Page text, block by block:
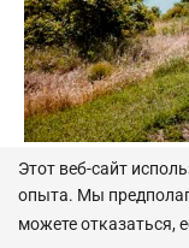
Этот веб-сайт
опыта. Мы
можете отказаться,